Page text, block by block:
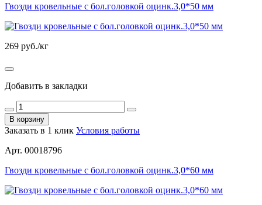
Гвозди кровельные с бол.головкой оцинк.3,0*50 мм
269 руб./кг
Добавить в закладки
В корзину
Заказать в 1 клик Условия работы
Арт. 00018796
Гвозди кровельные с бол.головкой оцинк.3,0*60 мм